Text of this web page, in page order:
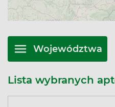
Województwa
Lista wybranych